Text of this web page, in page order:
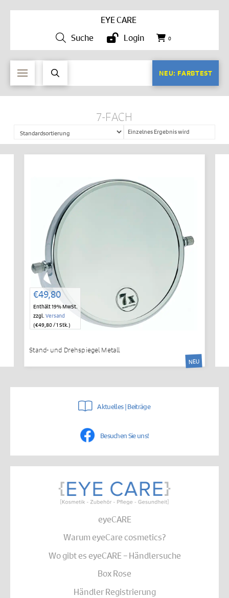
EYE CARE
Suche
Login 0
NEU: FARBTEST
7-FACH
Einzelnes Ergebnis wird
angezeigt
€49,80
Enthält 19% MwSt.
zzgl. Versand
(€49,80/ 1 Stk.)
Stand- und Drehspiegel Metall
NEU
Aktuelles | Beiträge
Besuchen Sie uns!
eyeCARE
Warum eyeCare cosmetics?
Wo gibt es eyeCARE – Händlersuche
Box Rose
Händler Registrierung